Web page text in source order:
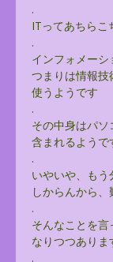
.
ITってあちらこ
.
インフォメーシ
つまりは情報技
使うようです
.
その中身はパソ
含まれるようで
.
いやいや、もう
しからんから、
.
そんなことを言
なりつつありま
.